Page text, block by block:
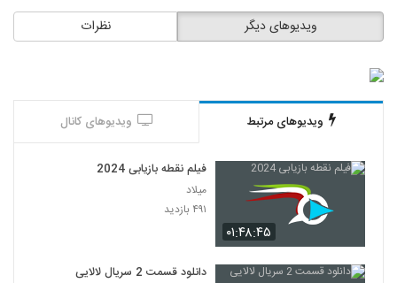
نظرات ویدیوهای دیگر
ویدیوهای مرتبط ویدیوهای کانال
۰۱:۴۸:۴۵
فیلم نقطه بازیابی 2024
میلاد
۴۹۱ بازدید
دانلود قسمت 2 سریال لالایی